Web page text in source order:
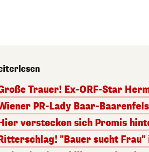
Trauer! Ex-ORF-Star
PR-Lady Baar-
verstecken sich Promis
"Bauer sucht Frau"